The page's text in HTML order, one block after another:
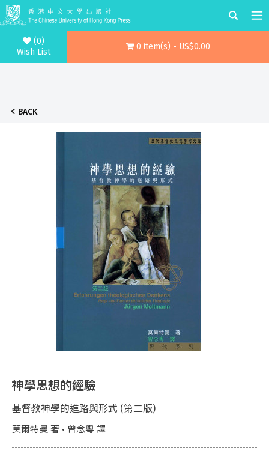
(0)
Wish List
0 item(s) - US$0.00
BACK
神學思想的經驗
基督教神學的進路與形式 (第二版)
莫爾特曼 著 • 曾念粵 譯